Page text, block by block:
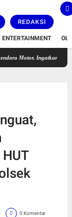
REDAKSI
ENTERTAINMENT
Ingatkan Bahaya Ugal-
0 Komentar